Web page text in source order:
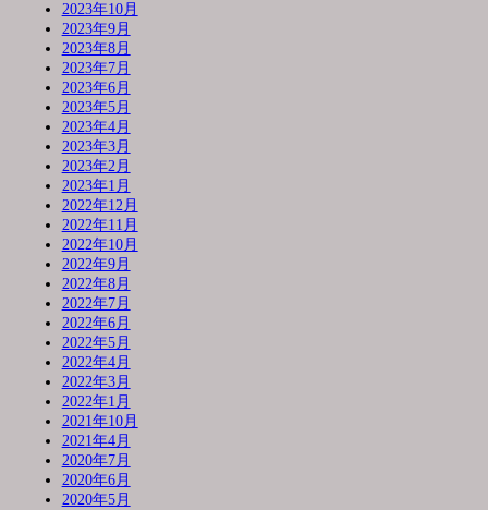
2023年10月
2023年9月
2023年8月
2023年7月
2023年6月
2023年5月
2023年4月
2023年3月
2023年2月
2023年1月
2022年12月
2022年11月
2022年10月
2022年9月
2022年8月
2022年7月
2022年6月
2022年5月
2022年4月
2022年3月
2022年1月
2021年10月
2021年4月
2020年7月
2020年6月
2020年5月